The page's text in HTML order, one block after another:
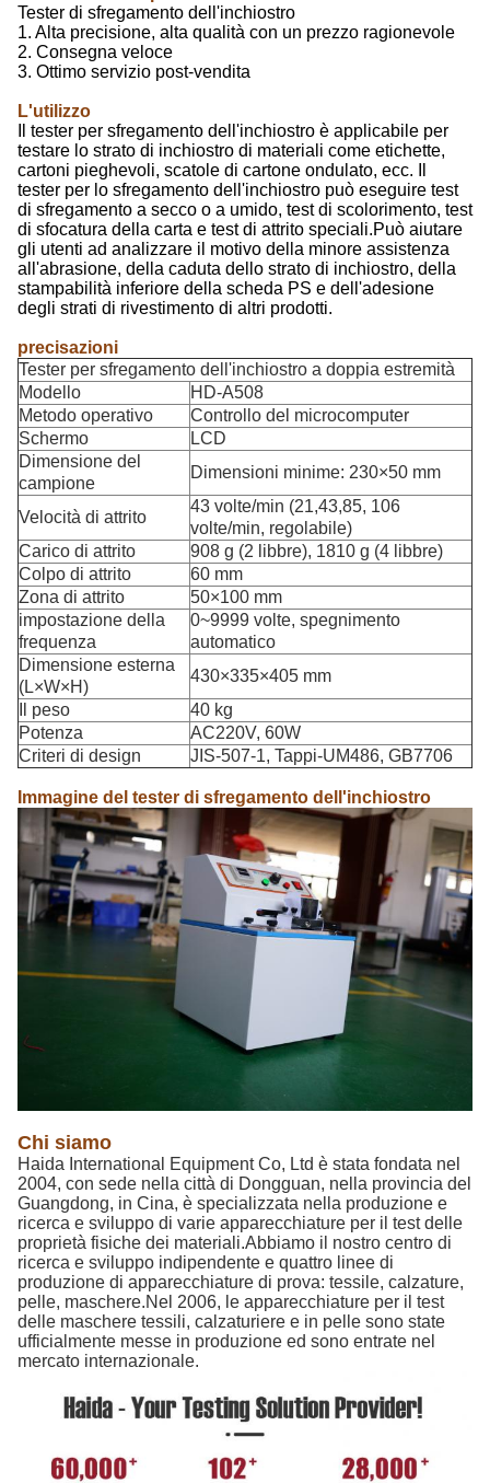
Tester di sfregamento dell'inchiostro
1. Alta precisione, alta qualità con un prezzo ragionevole
2. Consegna veloce
3. Ottimo servizio post-vendita
L'utilizzo
Il tester per sfregamento dell'inchiostro è applicabile per
testare lo strato di inchiostro di materiali come etichette,
cartoni pieghevoli, scatole di cartone ondulato, ecc. Il
tester per lo sfregamento dell'inchiostro può eseguire test
di sfregamento a secco o a umido, test di scolorimento, test
di sfocatura della carta e test di attrito speciali.Può aiutare
gli utenti ad analizzare il motivo della minore assistenza
all'abrasione, della caduta dello strato di inchiostro, della
stampabilità inferiore della scheda PS e dell'adesione
degli strati di rivestimento di altri prodotti.
precisazioni
Tester per sfregamento dell'inchiostro a doppia estremità
Modello
HD-A508
Metodo operativo
Controllo del microcomputer
Schermo
LCD
Dimensione del
campione
Dimensioni minime: 230×50 mm
Velocità di attrito
43 volte/min (21,43,85, 106
volte/min, regolabile)
Carico di attrito
908 g (2 libbre), 1810 g (4 libbre)
Colpo di attrito
60 mm
Zona di attrito
50×100 mm
impostazione della
frequenza
0~9999 volte, spegnimento
automatico
Dimensione esterna
(L×W×H)
430×335×405 mm
Il peso
40 kg
Potenza
AC220V, 60W
Criteri di design
JIS-507-1, Tappi-UM486, GB7706
Immagine del tester di sfregamento dell'inchiostro
Chi siamo
Haida International Equipment Co, Ltd è stata fondata nel
2004, con sede nella città di Dongguan, nella provincia del
Guangdong, in Cina, è specializzata nella produzione e
ricerca e sviluppo di varie apparecchiature per il test delle
proprietà fisiche dei materiali.Abbiamo il nostro centro di
ricerca e sviluppo indipendente e quattro linee di
produzione di apparecchiature di prova: tessile, calzature,
pelle, maschere.Nel 2006, le apparecchiature per il test
delle maschere tessili, calzaturiere e in pelle sono state
ufficialmente messe in produzione ed sono entrate nel
mercato internazionale.